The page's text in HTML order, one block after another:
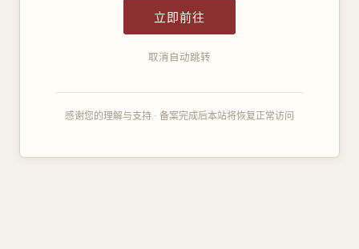
立即前往
取消自动跳转
感谢您的理解与支持 · 备案完成后本站将恢复正常访问